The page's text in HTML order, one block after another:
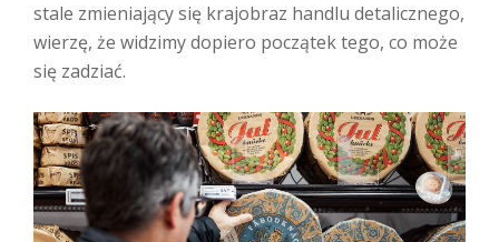
stale zmieniający się krajobraz handlu detalicznego,
wierzę, że widzimy dopiero początek tego, co może
się zadziać.